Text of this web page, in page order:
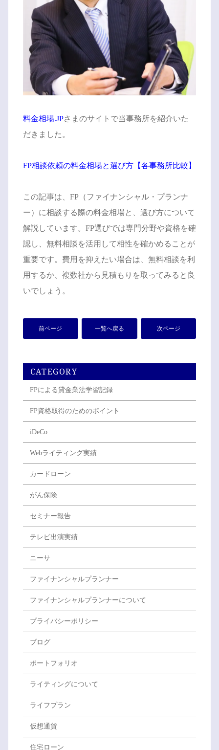
料金相場.JPさまのサイトで当事務所を紹介いた
だきました。
FP相談依頼の料金相場と選び方【各事務所比較】
この記事は、FP（ファイナンシャル・プランナ
ー）に相談する際の料金相場と、選び方について
解説しています。FP選びでは専門分野や資格を確
認し、無料相談を活用して相性を確かめることが
重要です。費用を抑えたい場合は、無料相談を利
用するか、複数社から見積もりを取ってみると良
いでしょう。
前ページ 一覧へ戻る 次ページ
CATEGORY
FPによる貸金業法学習記録
FP資格取得のためのポイント
iDeCo
Webライティング実績
カードローン
がん保険
セミナー報告
テレビ出演実績
ニーサ
ファイナンシャルプランナー
ファイナンシャルプランナーについて
プライバシーポリシー
ブログ
ポートフォリオ
ライティングについて
ライフプラン
仮想通貨
住宅ローン